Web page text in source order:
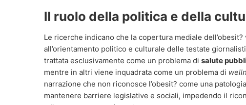
Il ruolo della politica e della
Le ricerche indicano che la copertura mediale
all’orientamento politico e culturale delle testate
trattata esclusivamente come un problema di salute
mentre in altri viene inquadrata come un problema di
narrazione che non riconosce l’obesit? come una
mantenere barriere legislative e sociali, impedendo il